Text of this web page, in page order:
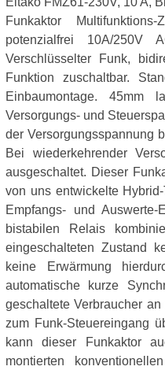
Funkaktor
potenzialfrei 10A/250V
Verschlüsselter Funk,
Funktion zuschaltbar.
Einbaumontage. 45mm
Versorgungs- und
der Versorgungsspannung
Bei wiederkehrender
ausgeschaltet. Dieser
von uns entwickelte
Empfangs- und
bistabilen Relais
eingeschalteten Zustand
keine Erwärmung
automatische kurze
geschaltete Verbraucher
zum Funk-Steuereingang
kann dieser Funkaktor
montierten